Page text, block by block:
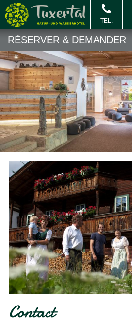
RÉSERVER & DEMANDER
Contact